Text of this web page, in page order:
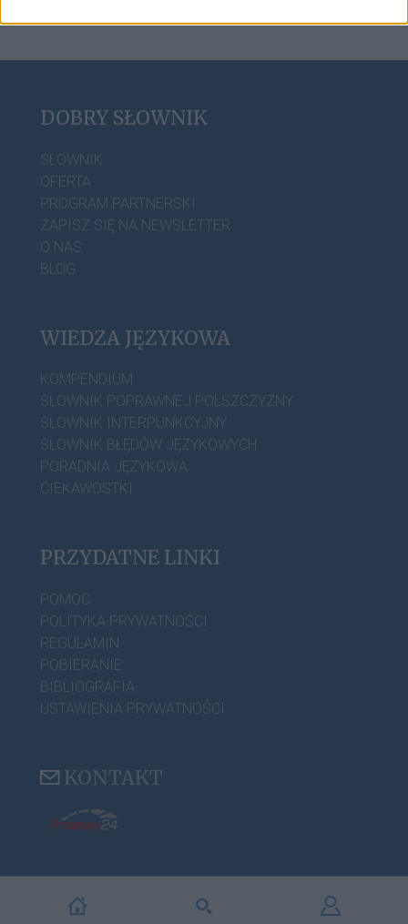
DOBRY SŁOWNIK
SŁOWNIK
OFERTA
PROGRAM PARTNERSKI
ZAPISZ SIĘ NA NEWSLETTER
O NAS
BLOG
WIEDZA JĘZYKOWA
KOMPENDIUM
SŁOWNIK POPRAWNEJ POLSZCZYZNY
SŁOWNIK INTERPUNKCYJNY
SŁOWNIK BŁĘDÓW JĘZYKOWYCH
PORADNIA JĘZYKOWA
CIEKAWOSTKI
PRZYDATNE LINKI
POMOC
POLITYKA PRYWATNOŚCI
REGULAMIN
POBIERANIE
BIBLIOGRAFIA
USTAWIENIA PRYWATNOŚCI
KONTAKT